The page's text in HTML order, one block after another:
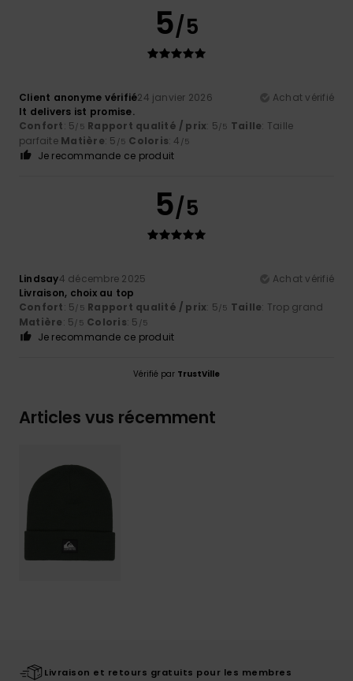
5/5
Client anonyme vérifié24 janvier 2026
Achat vérifié
It delivers ist promise.
Confort: 5/5 Rapport qualité / prix: 5/5 Taille: Taille
parfaite Matière: 5 /5 Coloris: 4 /5
Je recommande ce produit
5/5
Lindsay4 décembre 2025
Achat vérifié
Livraison, choix au top
Confort: 5/5 Rapport qualité / prix: 5/5 Taille: Trop grand
Matière: 5/5 Coloris: 5 /5
Je recommande ce produit
Vérifié par TrustVille
Articles vus récemment
Livraison et retours gratuits pour les membres